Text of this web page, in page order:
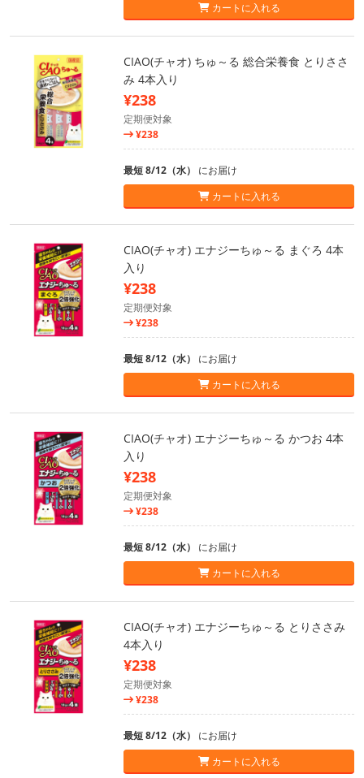
カートに入れる
CIAO(チャオ) ちゅ～る 総合栄養食 とりささ
み 4本入り
¥238
定期便対象
¥238
最短 8/12（水） にお届け
カートに入れる
CIAO(チャオ) エナジーちゅ～る まぐろ 4本
入り
¥238
定期便対象
¥238
最短 8/12（水） にお届け
カートに入れる
CIAO(チャオ) エナジーちゅ～る かつお 4本
入り
¥238
定期便対象
¥238
最短 8/12（水） にお届け
カートに入れる
CIAO(チャオ) エナジーちゅ～る とりささみ
4本入り
¥238
定期便対象
¥238
最短 8/12（水） にお届け
カートに入れる